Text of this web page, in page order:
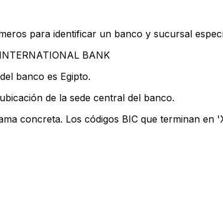
para identificar un banco y sucursal
BANK
banco es Egipto.
de la sede central del banco.
concreta. Los códigos BIC que terminan en